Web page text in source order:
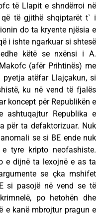
të Llapit e shndërroi në
që të gjithë shqiptarët t` i
do ta kryente njësia e
i ishte ngarkuar si shtesë
këtë se nxënsi i A.
(afër Prihtinës) me
atëfar Llajçakun, si
ku në vend të fjalës
koncept për Republikën e
ashtuqajtur Republika e
për ta defaktorizuar. Nuk
se si BE ende nuk
tyre kripto neofashiste.
e dijnë ta lexojnë e as ta
se çka mshifet
si pasojë në vend se të
po hetohën dhe
e kanë mbrojtur pragun e